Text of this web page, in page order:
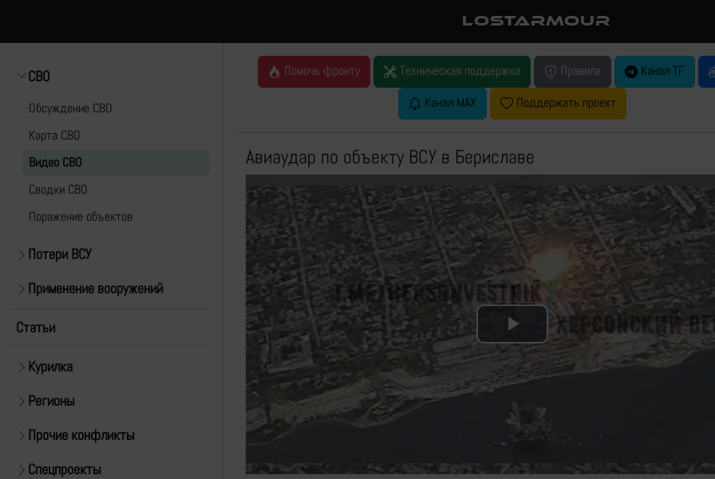
LOSTARMOUR
СВО
Обсуждение СВО
Карта СВО
Видео СВО
Cводки СВО
Поражение объектов
Потери ВСУ
Применение вооружений
Статьи
Курилка
Регионы
Прочие конфликты
Спецпроекты
Помочь фронту Техническая поддержка Правила Канал ТГ
Канал MAX
Поддержать проект
Авиаудар по объекту ВСУ в Бериславе
Play
Video